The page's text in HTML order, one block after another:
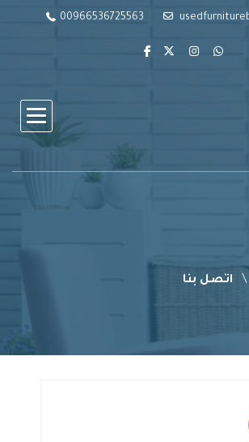
00966536725563
اتصل بنا